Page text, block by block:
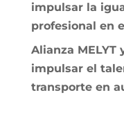
impulsar la
profesional en
Alianza MELYT
impulsar el
transporte en